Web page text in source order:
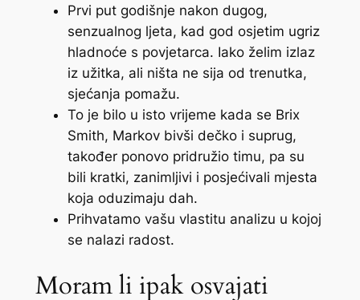
Prvi put godišnje nakon dugog,
senzualnog ljeta, kad god osjetim ugriz
hladnoće s povjetarca. Iako želim izlaz
iz užitka, ali ništa ne sija od trenutka,
sjećanja pomažu.
To je bilo u isto vrijeme kada se Brix
Smith, Markov bivši dečko i suprug,
također ponovo pridružio timu, pa su
bili kratki, zanimljivi i posjećivali mjesta
koja oduzimaju dah.
Prihvatamo vašu vlastitu analizu u kojoj
se nalazi radost.
Moram li ipak osvajati